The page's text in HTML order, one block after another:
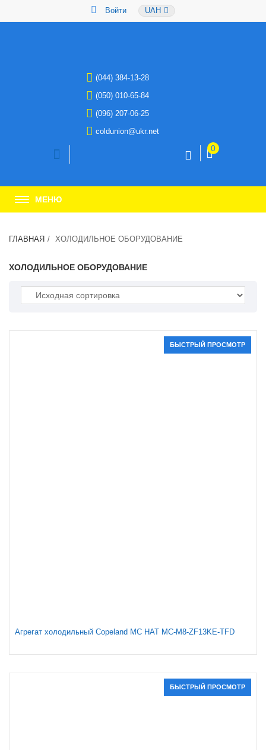
Войти UAH
(044) 384-13-28
(050) 010-65-84
(096) 207-06-25
coldunion@ukr.net
0
МЕНЮ
ГЛАВНАЯ ХОЛОДИЛЬНОЕ ОБОРУДОВАНИЕ
ХОЛОДИЛЬНОЕ ОБОРУДОВАНИЕ
БЫСТРЫЙ ПРОСМОТР
Агрегат холодильный Copeland MC HAT MC-M8-ZF13KE-TFD
БЫСТРЫЙ ПРОСМОТР